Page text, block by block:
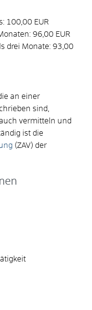
100,00 EUR
96,00 EUR
drei Monate: 93,00
an einer
sind,
vermitteln und
ist die
(ZAV) der